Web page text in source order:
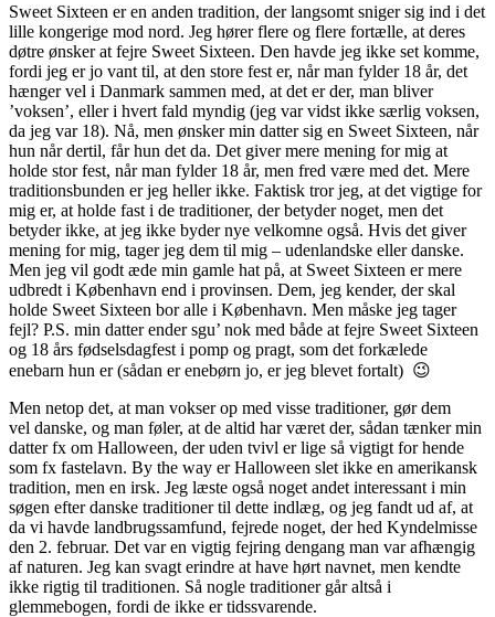
Sweet Sixteen er en anden tradition, der langsomt sniger sig ind i det
lille kongerige mod nord. Jeg hører flere og flere fortælle, at deres
døtre ønsker at fejre Sweet Sixteen. Den havde jeg ikke set komme,
fordi jeg er jo vant til, at den store fest er, når man fylder 18 år, det
hænger vel i Danmark sammen med, at det er der, man bliver
’voksen’, eller i hvert fald myndig (jeg var vidst ikke særlig voksen,
da jeg var 18). Nå, men ønsker min datter sig en Sweet Sixteen, når
hun når dertil, får hun det da. Det giver mere mening for mig at
holde stor fest, når man fylder 18 år, men fred være med det. Mere
traditionsbunden er jeg heller ikke. Faktisk tror jeg, at det vigtige for
mig er, at holde fast i de traditioner, der betyder noget, men det
betyder ikke, at jeg ikke byder nye velkomne også. Hvis det giver
mening for mig, tager jeg dem til mig – udenlandske eller danske.
Men jeg vil godt æde min gamle hat på, at Sweet Sixteen er mere
udbredt i København end i provinsen. Dem, jeg kender, der skal
holde Sweet Sixteen bor alle i København. Men måske jeg tager
fejl? P.S. min datter ender sgu’ nok med både at fejre Sweet Sixteen
og 18 års fødselsdagfest i pomp og pragt, som det forkælede
enebarn hun er (sådan er enebørn jo, er jeg blevet fortalt) 😉
Men netop det, at man vokser op med visse traditioner, gør dem
vel danske, og man føler, at de altid har været der, sådan tænker min
datter fx om Halloween, der uden tvivl er lige så vigtigt for hende
som fx fastelavn. By the way er Halloween slet ikke en amerikansk
tradition, men en irsk. Jeg læste også noget andet interessant i min
søgen efter danske traditioner til dette indlæg, og jeg fandt ud af, at
da vi havde landbrugssamfund, fejrede noget, der hed Kyndelmisse
den 2. februar. Det var en vigtig fejring dengang man var afhængig
af naturen. Jeg kan svagt erindre at have hørt navnet, men kendte
ikke rigtig til traditionen. Så nogle traditioner går altså i
glemmebogen, fordi de ikke er tidssvarende.